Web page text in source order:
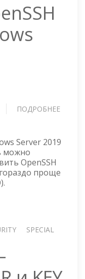
ПОДРОБНЕЕ
SERVER
Server 2019
можно
OpenSSH
проще
SPECIAL